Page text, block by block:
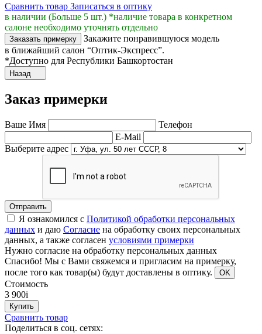
Сравнить товар Записаться в оптику
в наличии (Больше 5 шт.) *наличие товара в конкретном
салоне необходимо уточнять отдельно
Заказать примерку
Закажите понравившуюся модель
в ближайший салон “Оптик-Экспресс”.
*Доступно для Республики Башкортостан
Назад
Заказ примерки
Ваше Имя
Телефон
E-Mail
Выберите адрес
Отправить
Я ознакомился с Политикой обработки персональных
данных и даю Согласие на обработку своих персональных
данных, а также согласен условиями примерки
Нужно согласие на обработку персональных данных
Спасибо! Мы с Вами свяжемся и пригласим на примерку,
после того как товар(ы) будут доставлены в оптику.
OK
Стоимость
3 900i
Купить
Сравнить товар
Поделиться в соц. сетях: